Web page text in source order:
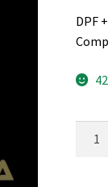
DPF